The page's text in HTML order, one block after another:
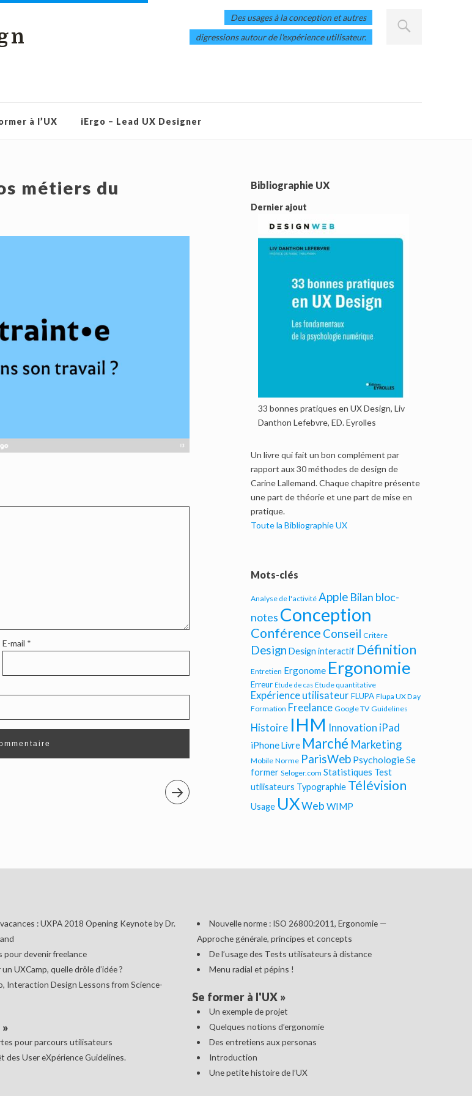
Des usages à la conception et autres
digressions autour de l'expérience utilisateur.
à l’UX iErgo – Lead UX Designer
métiers du
E-mail *
Bibliographie UX
Dernier ajout
33 bonnes pratiques en UX Design, Liv
Danthon Lefebvre, ED. Eyrolles
Un livre qui fait un bon complément par
rapport aux 30 méthodes de design de
Carine Lallemand. Chaque chapitre présente
une part de théorie et une part de mise en
pratique.
Toute la Bibliographie UX
Mots-clés
Analyse de l'activité Apple Bilan bloc-
notes Conception
Conférence Conseil Critère
Design Design interactif Définition
Entretien Ergonome Ergonomie
Erreur Etude de cas Etude quantitative
Expérience utilisateur FLUPA Flupa UX Day
Formation Freelance Google TV Guidelines
Histoire IHM Innovation iPad
iPhoneLivre Marché Marketing
Mobile Norme ParisWeb PsychologieSe
former Seloger.com Statistiques Test
utilisateurs Typographie Télévision
Usage UXWeb WIMP
: UXPA 2018 Opening Keynote by Dr.
pour devenir freelance
UXCamp, quelle drôle d’idée ?
Interaction Design Lessons from Science-
»
pour parcours utilisateurs
des User eXpérience Guidelines.
Nouvelle norme : ISO 26800:2011, Ergonomie —
Approche générale, principes et concepts
De l’usage des Tests utilisateurs à distance
Menu radial et pépins !
Se former à l'UX»
Un exemple de projet
Quelques notions d’ergonomie
Des entretiens aux personas
Introduction
Une petite histoire de l’UX